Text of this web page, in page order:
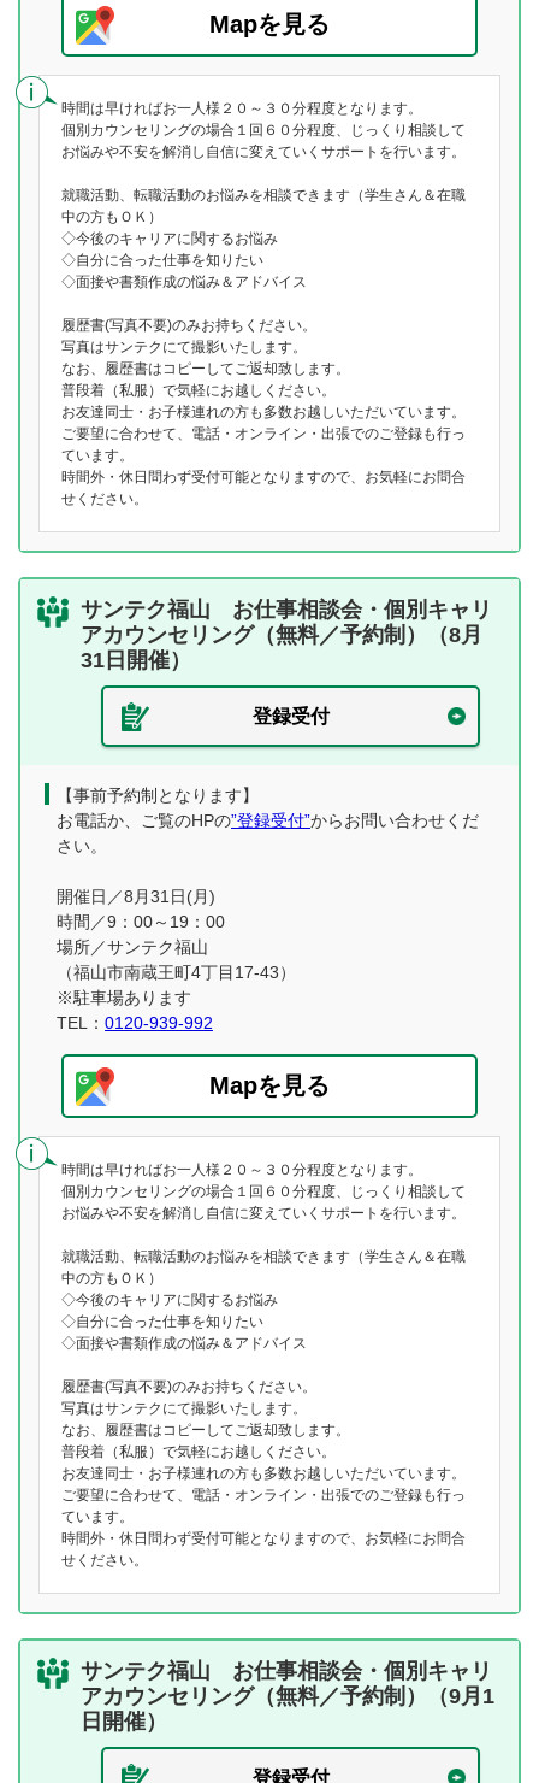
Mapを見る
時間は早ければお一人様２０～３０分程度となります。
個別カウンセリングの場合１回６０分程度、じっくり相談して
お悩みや不安を解消し自信に変えていくサポートを行います。
就職活動、転職活動のお悩みを相談できます（学生さん＆在職
中の方もＯＫ）
◇今後のキャリアに関するお悩み
◇自分に合った仕事を知りたい
◇面接や書類作成の悩み＆アドバイス
履歴書(写真不要)のみお持ちください。
写真はサンテクにて撮影いたします。
なお、履歴書はコピーしてご返却致します。
普段着（私服）で気軽にお越しください。
お友達同士・お子様連れの方も多数お越しいただいています。
ご要望に合わせて、電話・オンライン・出張でのご登録も行っ
ています。
時間外・休日問わず受付可能となりますので、お気軽にお問合
せください。
サンテク福山 お仕事相談会・個別キャリ
アカウンセリング（無料／予約制）（8月
31日開催）
登録受付
【事前予約制となります】
お電話か、ご覧のHPの”登録受付”からお問い合わせくだ
さい。
開催日／8月31日(月)
時間／9：00～19：00
場所／サンテク福山
（福山市南蔵王町4丁目17-43）
※駐車場あります
TEL： 0120-939-992
Mapを見る
時間は早ければお一人様２０～３０分程度となります。
個別カウンセリングの場合１回６０分程度、じっくり相談して
お悩みや不安を解消し自信に変えていくサポートを行います。
就職活動、転職活動のお悩みを相談できます（学生さん＆在職
中の方もＯＫ）
◇今後のキャリアに関するお悩み
◇自分に合った仕事を知りたい
◇面接や書類作成の悩み＆アドバイス
履歴書(写真不要)のみお持ちください。
写真はサンテクにて撮影いたします。
なお、履歴書はコピーしてご返却致します。
普段着（私服）で気軽にお越しください。
お友達同士・お子様連れの方も多数お越しいただいています。
ご要望に合わせて、電話・オンライン・出張でのご登録も行っ
ています。
時間外・休日問わず受付可能となりますので、お気軽にお問合
せください。
サンテク福山 お仕事相談会・個別キャリ
アカウンセリング（無料／予約制）（9月1
日開催）
登録受付